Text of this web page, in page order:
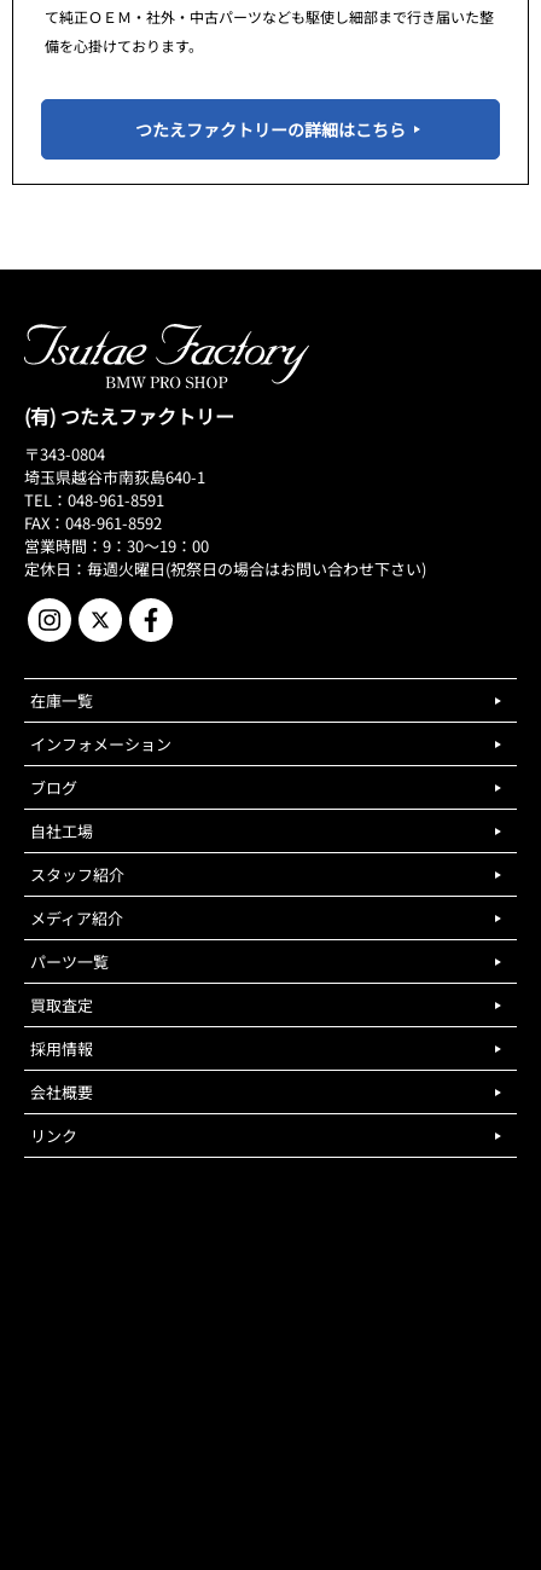
て純正ＯＥＭ・社外・中古パーツなども駆使し細部まで行き届いた整
備を心掛けております。
つたえファクトリーの詳細はこちら
(有) つたえファクトリー
〒343-0804
埼玉県越谷市南荻島640-1
TEL：048-961-8591
FAX：048-961-8592
営業時間：9：30～19：00
定休日：毎週火曜日(祝祭日の場合はお問い合わせ下さい)
在庫一覧
インフォメーション
ブログ
自社工場
スタッフ紹介
メディア紹介
パーツ一覧
買取査定
採用情報
会社概要
リンク